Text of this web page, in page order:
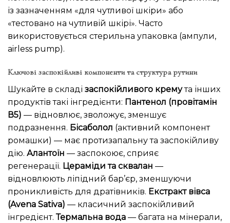
із зазначенням «для чутливої шкіри» або
«тестовано на чутливій шкірі». Часто
використовується стерильна упаковка (ампули,
airless pump).
Ключові заспокійливі компоненти та структура рутини
Шукайте в складі заспокійливого кремута інших
продуктів такі інгредієнти: Пантенол (провітамін
В5) — відновлює, зволожує, зменшує
подразнення. Бісаболол (активний компонент
ромашки) — має протизапальну та заспокійливу
дію. Алантоїн — заспокоює, сприяє
регенерації. Цераміди та сквалан —
відновлюють ліпідний бар’єр, зменшуючи
проникливість для дратівників. Екстракт вівса
(Avena Sativa) — класичний заспокійливий
інгредієнт.Термальна вода — багата на мінерали,